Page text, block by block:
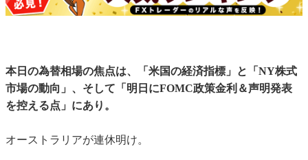
本日の為替相場の焦点は、「米国の経済指標」と「NY株式
市場の動向」、そして「明日にFOMC政策金利＆声明発表
を控える点」にあり。
オーストラリアが連休明け。